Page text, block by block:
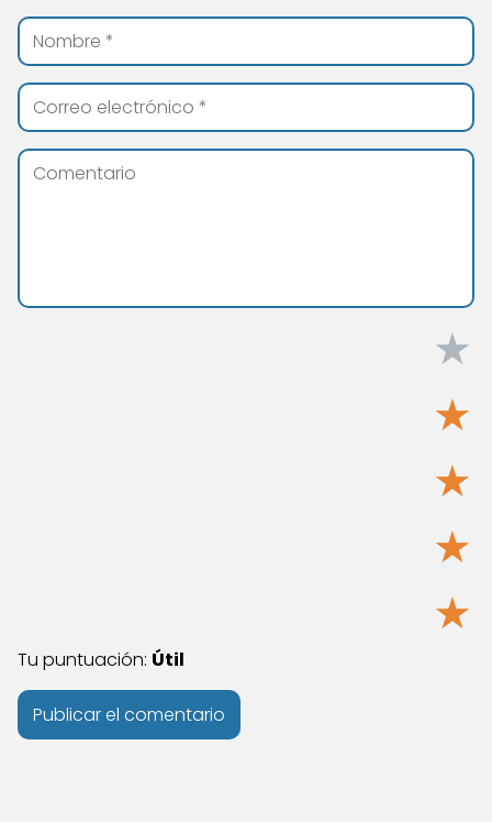
★
★
★
★
★
Tu puntuación: Útil